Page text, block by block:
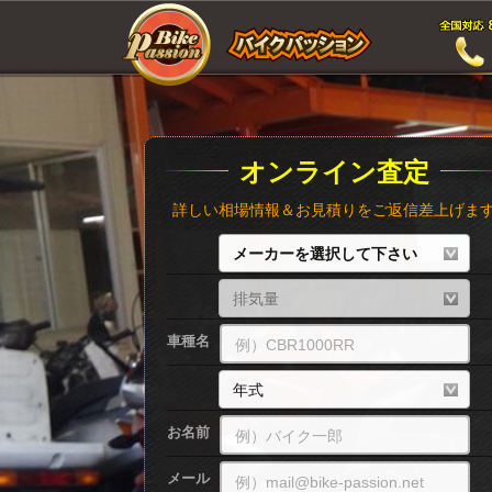
オンライン査定
詳しい相場情報＆お見積りをご返信差上げま
車種名
お名前
メール